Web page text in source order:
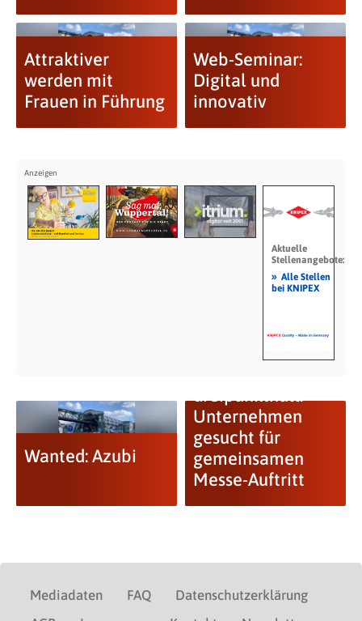
Attraktiver
werden mit
Frauen in Führung
Web-Seminar:
Digital und
innovativ
Aktuelle
Stellenangebote:
» Alle Stellen
bei KNIPEX
Wanted: Azubi
Unternehmen
gesucht für
gemeinsamen
Messe-Auftritt
Mediadaten FAQ
Datenschutzerklärung